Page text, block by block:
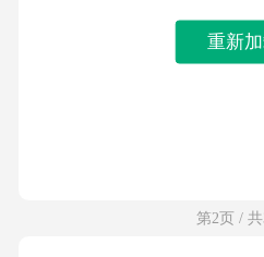
重新
第2页 /